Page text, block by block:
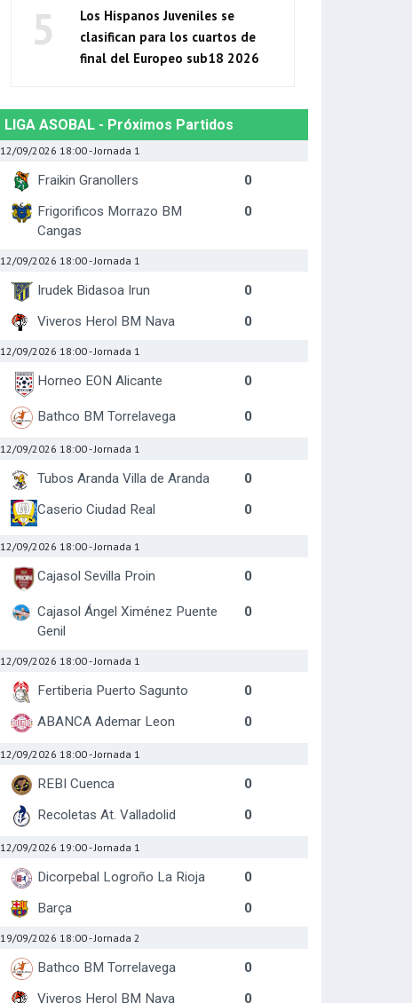
5
Los Hispanos Juveniles se
clasifican para los cuartos de
final del Europeo sub18 2026
LIGA ASOBAL - Próximos Partidos
12/09/2026 18:00- Jornada 1
Fraikin Granollers
0
Frigorificos Morrazo BM
Cangas
0
12/09/2026 18:00- Jornada 1
Irudek Bidasoa Irun
0
Viveros Herol BM Nava
0
12/09/2026 18:00- Jornada 1
Horneo EON Alicante 0
Bathco BM Torrelavega 0
12/09/2026 18:00- Jornada 1
Tubos Aranda Villa de Aranda
0
Caserio Ciudad Real
0
12/09/2026 18:00- Jornada 1
Cajasol Sevilla Proin 0
Cajasol Ángel Ximénez Puente
Genil
0
12/09/2026 18:00- Jornada 1
Fertiberia Puerto Sagunto
0
ABANCA Ademar Leon
0
12/09/2026 18:00- Jornada 1
REBI Cuenca
0
Recoletas At. Valladolid
0
12/09/2026 19:00- Jornada 1
Dicorpebal Logroño La Rioja
0
Barça
0
19/09/2026 18:00- Jornada 2
Bathco BM Torrelavega
0
Viveros Herol BM Nava
0